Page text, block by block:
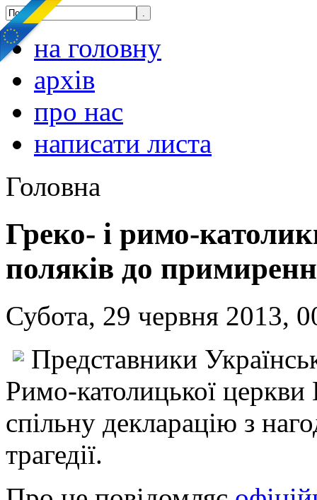
на головну
архів
про нас
написати листа
Головна
Греко- і римо-
поляків до
Субота, 29 червня 2013,
Представники
Римо-католицької
спільну декларацію з
трагедії.